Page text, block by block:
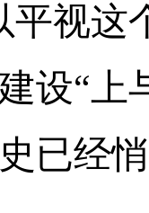
平视这
设“上
已经